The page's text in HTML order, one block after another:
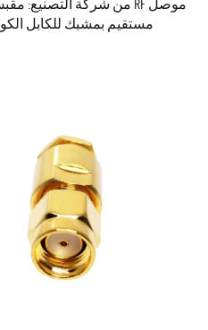
مستقيم بمشبك للكابل الكوаксيلي RF من نوع LMR600